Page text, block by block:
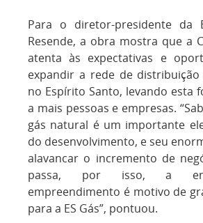
Para o diretor-presidente da
Resende, a obra mostra que a
atenta às expectativas e
expandir a rede de
no Espírito Santo, levando esta
a mais pessoas e empresas.
gás natural é um importante
do desenvolvimento, e seu
alavancar o incremento de
passa, por isso, a
empreendimento é motivo de
para a ES Gás”, pontuou.